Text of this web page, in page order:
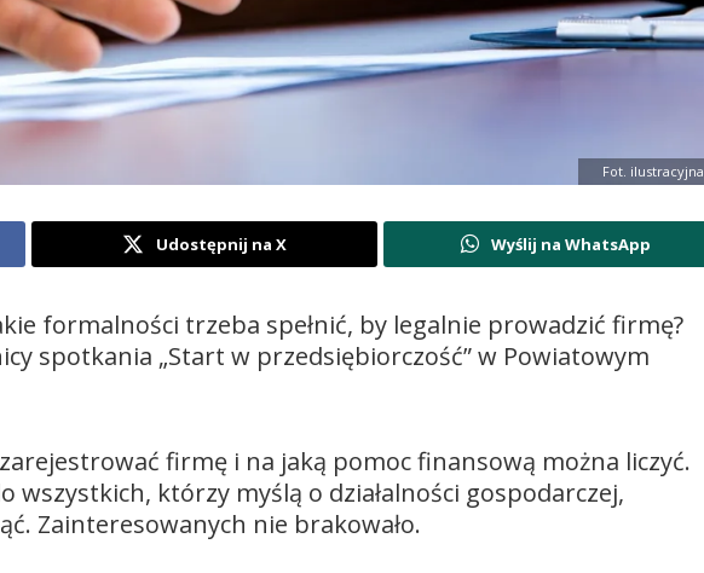
Fot. ilustracyjna
Udostępnij na X Wyślij na WhatsApp
formalności trzeba spełnić, by legalnie prowadzić firmę?
spotkania „Start w przedsiębiorczość” w Powiatowym
firmę i na jaką pomoc finansową można liczyć.
wszystkich, którzy myślą o działalności gospodarczej,
Zainteresowanych nie brakowało.